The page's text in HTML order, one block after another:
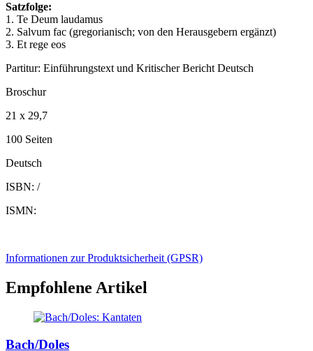
Satzfolge:
1. Te Deum laudamus
2. Salvum fac (gregorianisch; von den Herausgebern ergänzt)
3. Et rege eos
Partitur: Einführungstext und Kritischer Bericht Deutsch
Broschur
21 x 29,7
100 Seiten
Deutsch
ISBN: /
ISMN:
Informationen zur Produktsicherheit (GPSR)
Empfohlene Artikel
Bach/Doles